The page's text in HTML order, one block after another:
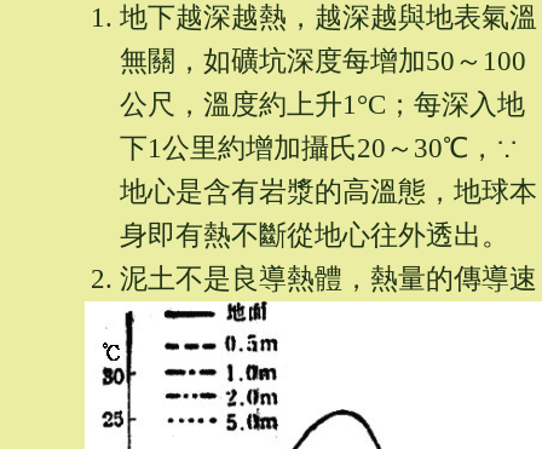
地下越深越熱，越深越與地表氣溫
無關，如礦坑深度每增加50～100
公尺，溫度約上升1°C；每深入地
下1公里約增加攝氏20～30℃，∵
地心是含有岩漿的高溫態，地球本
身即有熱不斷從地心往外透出。
泥土不是良導熱體，熱量的傳導速